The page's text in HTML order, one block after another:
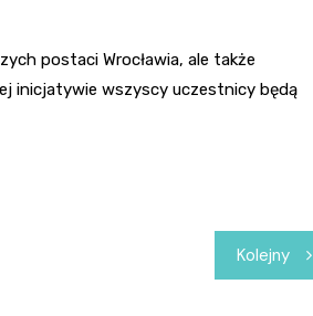
postaci Wrocławia, ale także
inicjatywie wszyscy uczestnicy będą
Kolejny